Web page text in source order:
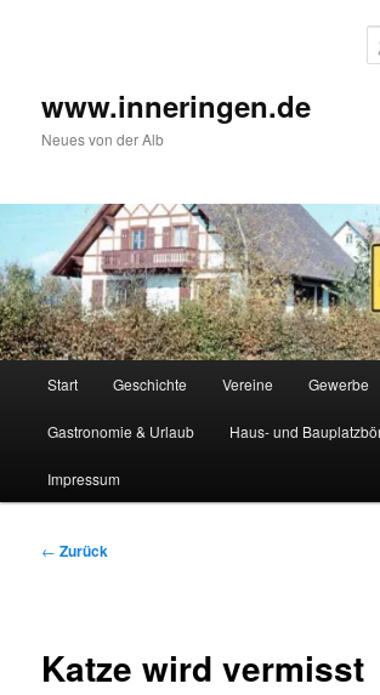
www.inneringen.de
Neues von der Alb
Start Geschichte Vereine Gewerbe
Gastronomie & Urlaub Haus- und
Impressum
Beitragsnavigation
← Zurück
Katze wird vermisst